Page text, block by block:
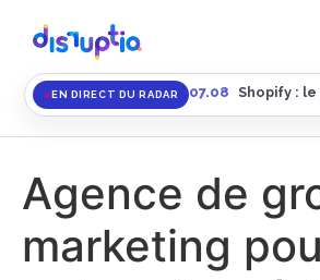
EN DIRECT DU RADAR 07.08 Shopify :
Agence de
marketing